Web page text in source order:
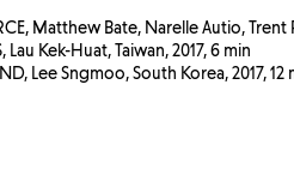
Matthew Bate, Narelle Autio, Trent
Lau Kek-Huat, Taiwan, 2017, 6 min
Lee Sngmoo, South Korea, 2017, 12